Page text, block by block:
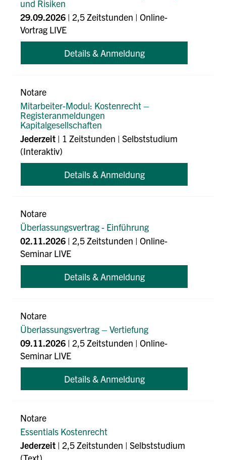
und Risiken
29.09.2026 | 2,5 Zeitstunden | Online-
Vortrag LIVE
Details & Anmeldung
Notare
Mitarbeiter-Modul: Kostenrecht –
Registeranmeldungen
Kapitalgesellschaften
Jederzeit | 1 Zeitstunden | Selbststudium
(Interaktiv)
Details & Anmeldung
Notare
Überlassungsvertrag - Einführung
02.11.2026 | 2,5 Zeitstunden | Online-
Seminar LIVE
Details & Anmeldung
Notare
Überlassungsvertrag – Vertiefung
09.11.2026 | 2,5 Zeitstunden | Online-
Seminar LIVE
Details & Anmeldung
Notare
Essentials Kostenrecht
Jederzeit | 2,5 Zeitstunden | Selbststudium
(Text)